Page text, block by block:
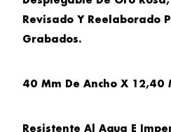
Revisado Y Reelaborado
Grabados.
40 Mm De Ancho X 12,40
Resistente Al Agua E